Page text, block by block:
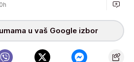
u vaš Google izbor